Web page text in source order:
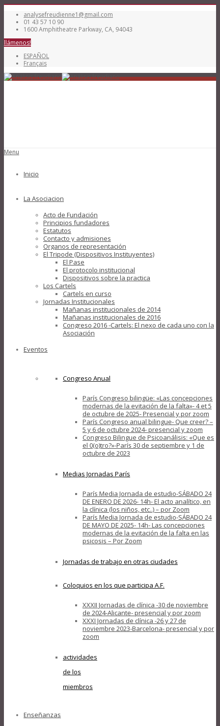
analysefreudienne1@gmail.com
01 43 57 10 90
1600 Amphitheatre Parkway, CA, 94043
llámenos!
ESPAÑOL
Français
Menu
Inicio
La Asociacion
Acto de Fundación
Principios fundadores
Estatutos
Contacto y admisiones
Organos de representación
El Tripode (Dispositivos Instituyentes)
El Pase
El protocolo institucional
Dispositivos sobre la practica
Los Cartels
Cartels en curso
Jornadas Institucionales
Mañanas institucionales de 2014
Mañanas institucionales de 2016
Congreso 2016 -Cartels: El nexo de cada uno con la
Asociación
Eventos
Congreso Anual
París Congreso bilingüe: «Las concepciones
modernas de la evitación de la falta»- 4 et 5
de octubre de 2025- Presencial y por zoom
París Congreso anual bilingue- Que creer? –
5 y 6 de octubre 2024- presencial y zoom
Congreso Bilingue de Psicoanálisis: «Que es
el 0(o)tro?»-París 30 de septiembre y 1 de
octubre de 2023
Medias Jornadas París
París Media Jornada de estudio-SÁBADO 24
DE ENERO DE 2026- 14h- El acto analítico, en
la clínica (los niños, etc..) – por Zoom
París Media Jornada de estudio-SÁBADO 24
DE MAYO DE 2025- 14h- Las concepciones
modernas de la evitación de la falta en las
psicosis – Por Zoom
Jornadas de trabajo en otras ciudades
Coloquios en los que participa A.F.
XXXII Jornadas de clínica -30 de noviembre
de 2024-Alicante- presencial y por zoom
XXXI Jornadas de clínica -26 y 27 de
noviembre 2023-Barcelona- presencial y por
zoom
actividades
de los
miembros
Enseñanzas